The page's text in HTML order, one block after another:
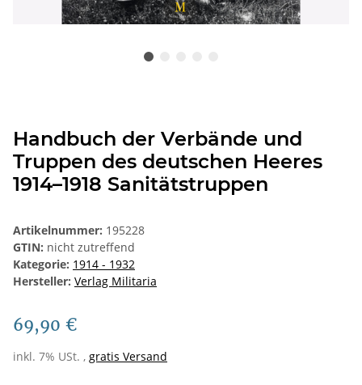
Handbuch der Verbände und
Truppen des deutschen Heeres
1914–1918 Sanitätstruppen
Artikelnummer: 195228
GTIN: nicht zutreffend
Kategorie: 1914 - 1932
Hersteller: Verlag Militaria
69,90 €
inkl. 7% USt. , gratis Versand